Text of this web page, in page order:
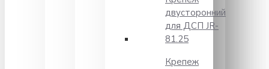
двусторонний
для ДСП JR-
81.25
Крепеж